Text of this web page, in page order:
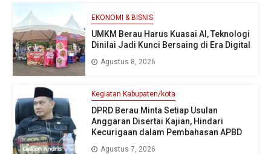
EKONOMI & BISNIS
UMKM Berau Harus Kuasai AI, Teknologi
Dinilai Jadi Kunci Bersaing di Era Digital
Agustus 8, 2026
Kegiatan Kabupaten/kota
DPRD Berau Minta Setiap Usulan
Anggaran Disertai Kajian, Hindari
Kecurigaan dalam Pembahasan APBD
Agustus 7, 2026